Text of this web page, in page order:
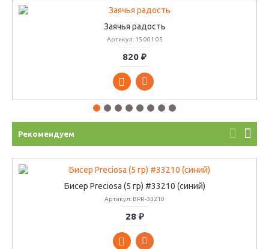
Заячья радость
Артикул: 15.001.05
820 ₽
Рекомендуем
Бисер Preciosa (5 гр) #33210 (синий)
Артикул: BPR-33210
28 ₽